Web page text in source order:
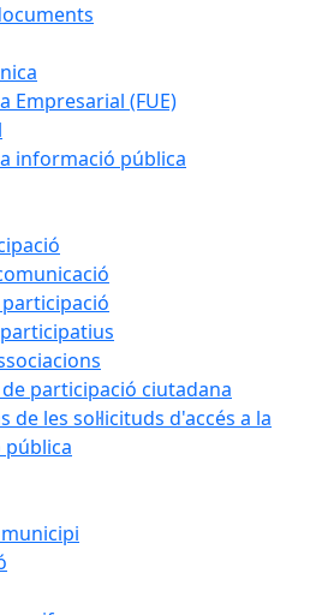
Empresarial (FUE)
informació pública
participació ciutadana
de les sol·licituds d'accés a la